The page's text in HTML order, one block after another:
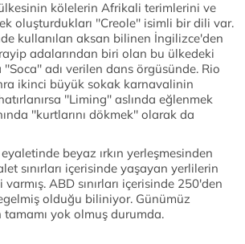
kölelerin Afrikali terimlerini ve
oluşturdukları ''Creole'' isimli bir dili var.
kullanılan aksan bilinen İngilizce'den
adalarından biri olan bu ülkedeki
''Soca'' adı verilen dans örgüsünde. Rio
ikinci büyük sokak karnavalinin
''Liming'' aslında eğlenmek
''kurtlarını dökmek'' olarak da
beyaz ırkın yerleşmesinden
sınırları içerisinde yaşayan yerlilerin
ABD sınırları içerisinde 250'den
olduğu biliniyor. Günümüz
yok olmuş durumda.